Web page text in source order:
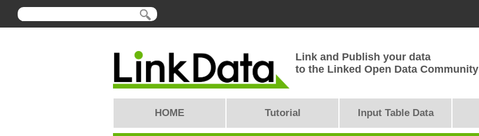
Link and Publish your data
to the Linked Open Data Community
HOME Tutorial Input Table Data